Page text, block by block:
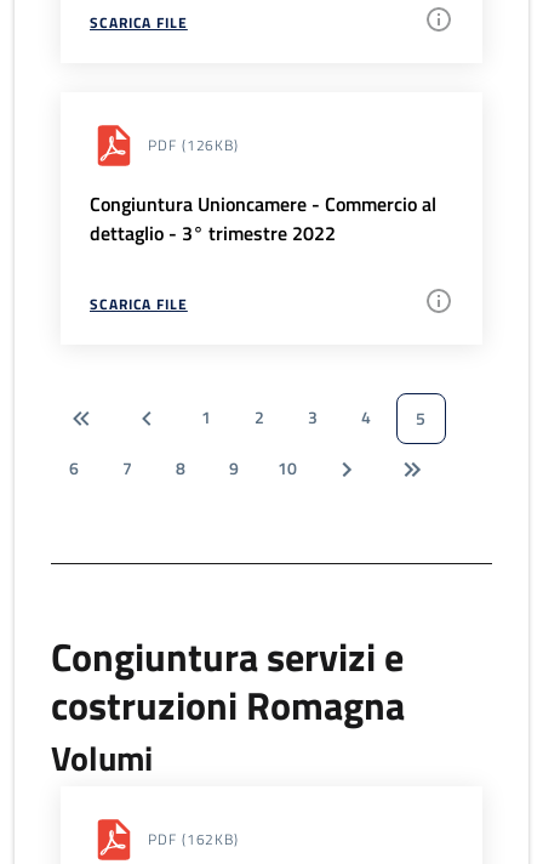
SCARICA FILE
PDF (126KB)
Congiuntura Unioncamere - Commercio al
dettaglio - 3° trimestre 2022
SCARICA FILE
1 2 3 4
5
6
7 8 9 10
Congiuntura servizi e
costruzioni Romagna
Volumi
PDF (162KB)